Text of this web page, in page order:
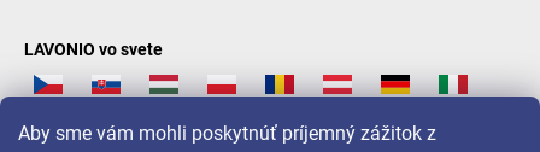
Aby sme vám mohli poskytnúť príjemný zážitok z
LAVONIO vo svete